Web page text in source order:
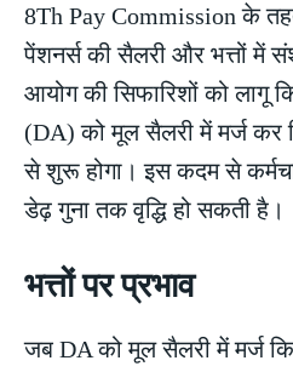
8Th Pay Commission के
पेंशनर्स की सैलरी और भत्तों में
आयोग की सिफारिशों को लागू
(DA) को मूल सैलरी में मर्ज कर
से शुरू होगा। इस कदम से
डेढ़ गुना तक वृद्धि हो सकती है।
भत्तों पर प्रभाव
जब DA को मूल सैलरी में मर्ज